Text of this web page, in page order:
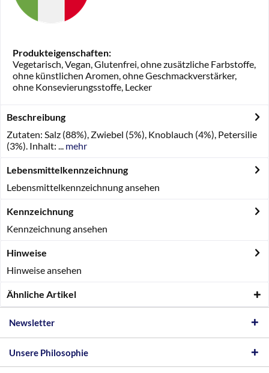
Produkteigenschaften:
Vegetarisch, Vegan, Glutenfrei, ohne zusätzliche Farbstoffe,
ohne künstlichen Aromen, ohne Geschmackverstärker,
ohne Konsevierungsstoffe, Lecker
Beschreibung
Zutaten: Salz (88%), Zwiebel (5%), Knoblauch (4%), Petersilie
(3%). Inhalt: ... mehr
Lebensmittelkennzeichnung
Lebensmittelkennzeichnung ansehen
Kennzeichnung
Kennzeichnung ansehen
Hinweise
Hinweise ansehen
Ähnliche Artikel
Newsletter
Unsere Philosophie